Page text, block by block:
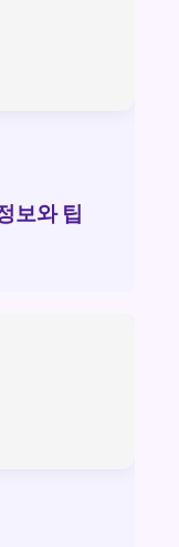
보와 팁